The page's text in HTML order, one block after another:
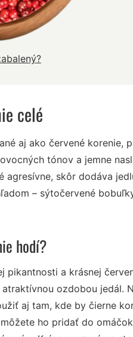
celé
aj ako červené korenie,
tónov a jemne
agresívne, skôr dodáva
– sýtočervené
hodí?
pikantnosti a krásnej
ozdobou jedál.
aj tam, kde by čierne
ho pridať do